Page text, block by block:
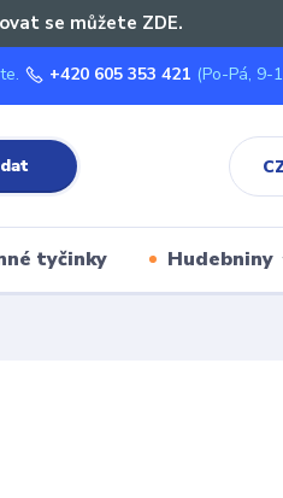
se můžete ZDE.
+420 605 353 421 (Po-Pá, 9-
tyčinky Hudebniny